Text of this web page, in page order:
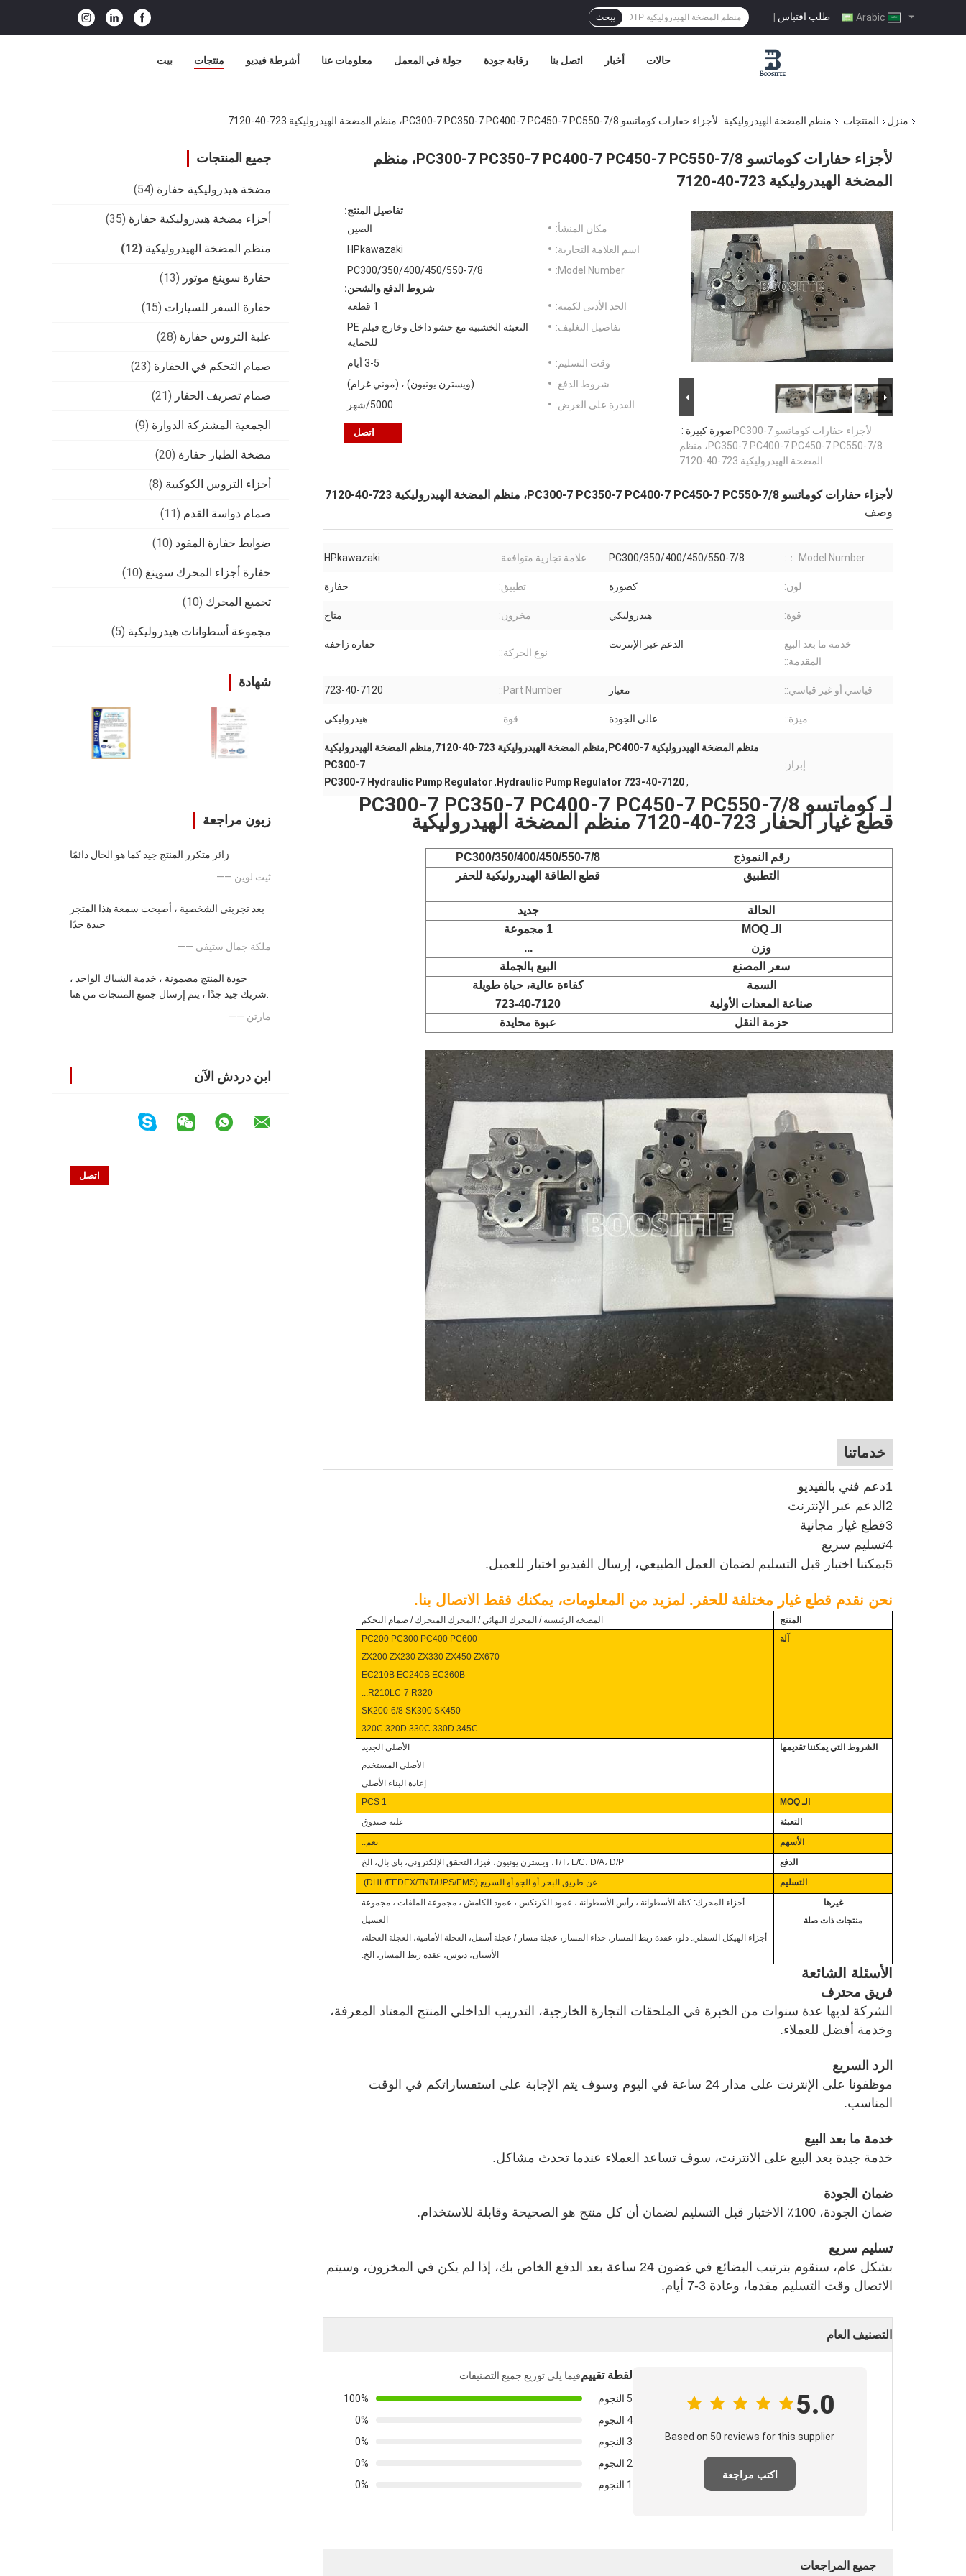
طلب اقتباس | يبحث
بيت منتجات أشرطة فيديو معلومات عنا جولة في المعمل رقابة جودة اتصل بنا أخبار حالات
منزل المنتجات منظم المضخة الهيدروليكية لأجزاء حفارات كوماتسو PC300-7 PC350-7 PC400-7 PC450-7 PC550-7/8، منظم المضخة الهيدروليكية 723-40-7120
جميع المنتجات
مضخة هيدروليكية حفارة (54)
أجزاء مضخة هيدروليكية حفارة (35)
منظم المضخة الهيدروليكية (12)
حفارة سوينغ موتور (13)
حفارة السفر للسيارات (15)
علبة التروس حفارة (28)
صمام التحكم في الحفارة (23)
صمام تصريف الحفار (21)
الجمعية المشتركة الدوارة (9)
مضخة الطيار حفارة (20)
أجزاء التروس الكوكبية (8)
صمام دواسة القدم (11)
ضوابط حفارة المقود (10)
حفارة أجزاء المحرك سوينغ (10)
تجميع المحرك (10)
مجموعة أسطوانات هيدروليكية (5)
شهادة
زبون مراجعة
زائر متكرر المنتج جيد كما هو الحال دائمًا
—— ثيت لوين
بعد تجربتي الشخصية ، أصبحت سمعة هذا المتجر
جيدة جدًا
—— ملكة جمال ستيفي
جودة المنتج مضمونة ، خدمة الشباك الواحد ،
شريك جيد جدًا ، يتم إرسال جميع المنتجات من هنا.
—— مارتن
ابن دردش الآن
لأجزاء حفارات كوماتسو PC300-7 PC350-7 PC400-7 PC450-7 PC550-7/8، منظم
المضخة الهيدروليكية 723-40-7120
صورة كبيرة :لأجزاء حفارات كوماتسو PC300-7
PC350-7 PC400-7 PC450-7 PC550-7/8، منظم
المضخة الهيدروليكية 723-40-7120
تفاصيل المنتج:
مكان المنشأ:
الصين
اسم العلامة التجارية:
HPkawazaki
Model Number:
PC300/350/400/450/550-7/8
شروط الدفع والشحن:
الحد الأدنى لكمية:
1 قطعة
تفاصيل التغليف:
التعبئة الخشبية مع حشو داخل وخارج فيلم PE
للحماية
وقت التسليم:
3-5 أيام
شروط الدفع:
(ويسترن يونيون) ، (موني غرام)
القدرة على العرض:
5000/شهر
اتصل
لأجزاء حفارات كوماتسو PC300-7 PC350-7 PC400-7 PC450-7 PC550-7/8، منظم المضخة الهيدروليكية 723-40-7120
وصف
Model Number ：:
PC300/350/400/450/550-7/8 علامة تجارية متوافقة: HPkawazaki
لون: كصورة تطبيق: حفارة
قوة: هيدروليكي مخزون: متاح
خدمة ما بعد البيع
المقدمة::
الدعم عبر الإنترنت
نوع الحركة::
حفارة زاحفة
قياسي أو غير قياسي:: معيار Part Number::
723-40-7120
ميزة:: عالي الجودة قوة:: هيدروليكي
إبراز:
منظم المضخة الهيدروليكية PC400-7,منظم المضخة الهيدروليكية 723-40-7120,منظم المضخة الهيدروليكية
PC300-7
,
723-40-7120 Hydraulic Pump Regulator
,
PC300-7 Hydraulic Pump Regulator
لـ كوماتسو PC300-7 PC350-7 PC400-7 PC450-7 PC550-7/8
قطع غيار الحفار 723-40-7120 منظم المضخة الهيدروليكية
رقم النموذج
PC300/350/400/450/550-7/8
التطبيق
قطع الطاقة الهيدروليكية للحفر
الحالة
جديد
الـ MOQ
1 مجموعة
وزن
...
سعر المصنع
البيع بالجملة
السمة
كفاءة عالية، حياة طويلة
صناعة المعدات الأولية
723-40-7120
حزمة النقل
عبوة محايدة
خدماتنا
1دعم فني بالفيديو
2الدعم عبر الإنترنت
3قطع غيار مجانية
4تسليم سريع
5يمكننا اختبار قبل التسليم لضمان العمل الطبيعي، إرسال الفيديو اختبار للعميل.
نحن نقدم قطع غيار مختلفة للحفر. لمزيد من المعلومات، يمكنك فقط الاتصال بنا.
المنتج
المضخة الرئيسية / المحرك النهائي / المحرك المتحرك / صمام التحكم
آلة
PC200 PC300 PC400 PC600
ZX200 ZX230 ZX330 ZX450 ZX670
EC210B EC240B EC360B
R210LC-7 R320...
SK200-6/8 SK300 SK450
320C 320D 330C 330D 345C
الشروط التي يمكننا تقديمها
الأصلي الجديد
الأصلي المستخدم
إعادة البناء الأصلي
الـ MOQ
1 PCS
التعبئة
علبة صندوق
الأسهم
نعم..
الدفع
T/T، L/C، D/A، D/P، ويسترن يونيون، فيزا، التحقق الإلكتروني، باي بال، الخ
التسليم
عن طريق البحر أو الجو أو السريع (DHL/FEDEX/TNT/UPS/EMS).
غيرها
منتجات ذات صلة
أجزاء المحرك: كتلة الأسطوانة ، رأس الأسطوانة ، عمود الكرنكس ، عمود الكامش ، مجموعة الملفات ، مجموعة
الغسيل
أجزاء الهيكل السفلي: دلو، عقدة ربط المسار، حذاء المسار، عجلة مسار / عجلة أسفل، العجلة الأمامية، العجلة العجلة،
الأسنان، دبوس، عقدة ربط المسار، الخ.
الأسئلة الشائعة
فريق محترف
الشركة لديها عدة سنوات من الخبرة في الملحقات التجارة الخارجية، التدريب الداخلي المنتج المعتاد المعرفة،
وخدمة أفضل للعملاء.
الرد السريع
موظفونا على الإنترنت على مدار 24 ساعة في اليوم وسوف يتم الإجابة على استفساراتكم في الوقت
المناسب.
خدمة ما بعد البيع
خدمة جيدة بعد البيع على الانترنت، سوف تساعد العملاء عندما تحدث مشاكل.
ضمان الجودة
ضمان الجودة، 100٪ الاختبار قبل التسليم لضمان أن كل منتج هو الصحيحة وقابلة للاستخدام.
تسليم سريع
بشكل عام، سنقوم بترتيب البضائع في غضون 24 ساعة بعد الدفع الخاص بك، إذا لم يكن في المخزون، وسيتم
الاتصال وقت التسليم مقدما، وعادة 3-7 أيام.
التصنيف العام
5.0
Based on 50 reviews for this supplier
اكتب مراجعة
لقطة تقييمفيما يلي توزيع جميع التصنيفات
5 النجوم
100%
4 النجوم
0%
3 النجوم
0%
2 النجوم
0%
1 النجوم
0%
جميع المراجعات